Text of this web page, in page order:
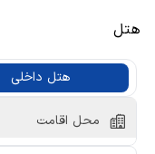
هتل
هتل داخلی
محل اقامت